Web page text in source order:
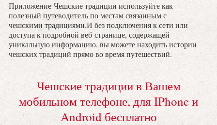
Приложение Чешские традиции используйте как
полезный путеводитель по местам связанным с
чешскими традициями.И без подключения к сети или
доступа к подробной веб-странице, содержащей
уникальную информацию, вы можете находить истории
чешских традиций прямо во время путешествий.
Чешские традиции в Вашем
мобильном телефоне, для IPhone и
Android бесплатно